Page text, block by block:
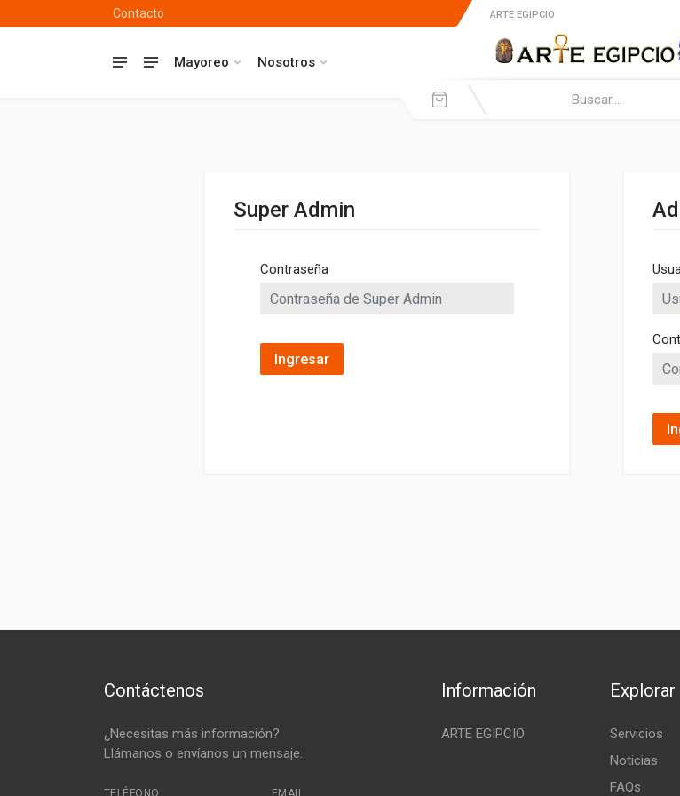
Contacto
Mayoreo Nosotros
ARTE EGIPCIO
Super Admin
Contraseña
Ingresar
Contáctenos
¿Necesitas más información?
Llámanos o envíanos un mensaje.
TELÉFONO EMAIL
Información
ARTE EGIPCIO
Explorar
Servicios
Noticias
FAQs